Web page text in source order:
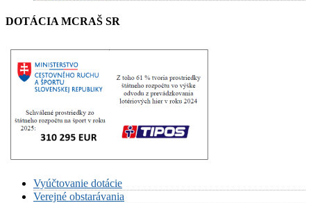
DOTÁCIA MCRAŠ SR
Vyúčtovanie dotácie
Verejné obstarávania